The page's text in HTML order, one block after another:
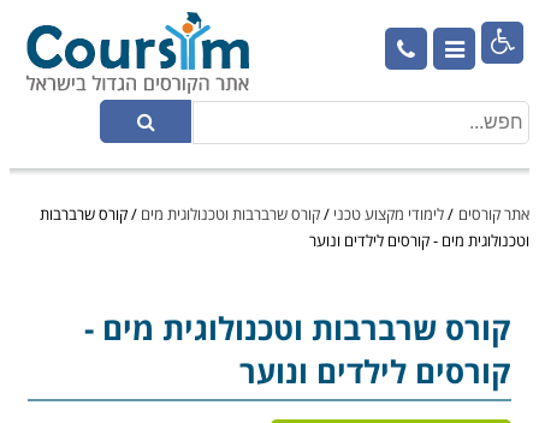

אתר קורסים /לימודי מקצוע טכני /קורס שרברבות וטכנולוגית מים /קורס שרברבות
וטכנולוגית מים - קורסים לילדים ונוער
קורס שרברבות וטכנולוגית מים -
קורסים לילדים ונוער